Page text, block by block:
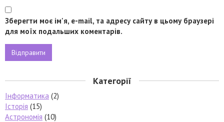
Зберегти моє ім'я, e-mail, та адресу сайту в цьому браузері
для моїх подальших коментарів.
Категорії
Інформатика (2)
Історія (15)
Астрономія (10)